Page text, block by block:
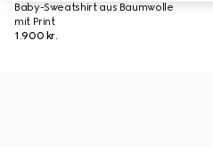
Baby-Sweatshirt aus Baumwolle
mit Print
1.900 kr.